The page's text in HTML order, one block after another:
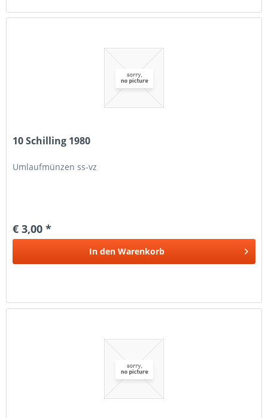
10 Schilling 1980
Umlaufmünzen ss-vz
€ 3,00 *
In den Warenkorb